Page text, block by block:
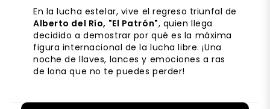
En la lucha estelar, vive el regreso triunfal de
Alberto del Río, "El Patrón", quien llega
decidido a demostrar por qué es la máxima
figura internacional de la lucha libre. ¡Una
noche de llaves, lances y emociones a ras
de lona que no te puedes perder!